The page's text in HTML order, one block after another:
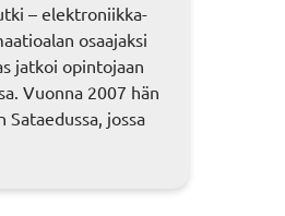
– elektroniikka-
osaajaksi
jatkoi opintojaan
Vuonna 2007 hän
jossa